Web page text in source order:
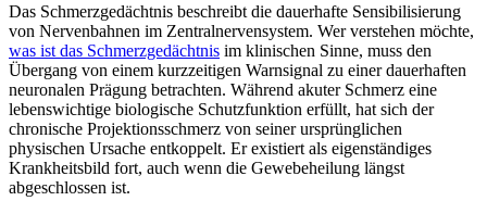
Das Schmerzgedächtnis beschreibt die dauerhafte Sensibilisierung
von Nervenbahnen im Zentralnervensystem. Wer verstehen möchte,
was ist das Schmerzgedächtnis im klinischen Sinne, muss den
Übergang von einem kurzzeitigen Warnsignal zu einer dauerhaften
neuronalen Prägung betrachten. Während akuter Schmerz eine
lebenswichtige biologische Schutzfunktion erfüllt, hat sich der
chronische Projektionsschmerz von seiner ursprünglichen
physischen Ursache entkoppelt. Er existiert als eigenständiges
Krankheitsbild fort, auch wenn die Gewebeheilung längst
abgeschlossen ist.